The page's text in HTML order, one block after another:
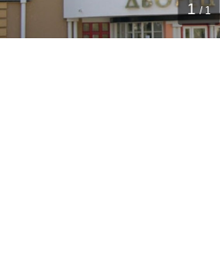
1 / 1